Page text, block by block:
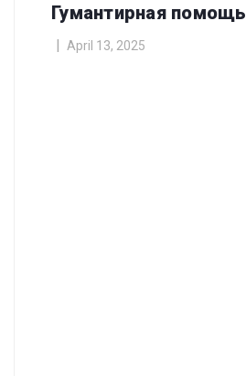
Гумантирная помощь
April 13, 2025